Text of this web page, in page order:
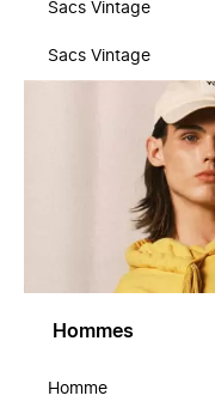
Sacs Vintage
Sacs Vintage
Hommes
Homme